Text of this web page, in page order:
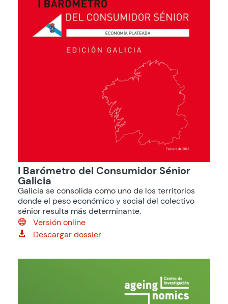
I Barómetro del Consumidor Sénior
Galicia
Galicia se consolida como uno de los territorios
donde el peso económico y social del colectivo
sénior resulta más determinante.
 Versión online
 Descargar dossier